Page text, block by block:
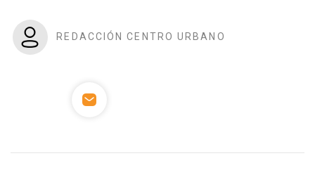
REDACCIÓN CENTRO URBANO